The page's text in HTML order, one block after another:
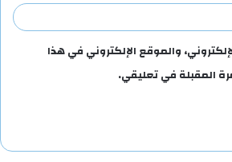
والموقع الإلكتروني في هذا
المقبلة في تعليقي.